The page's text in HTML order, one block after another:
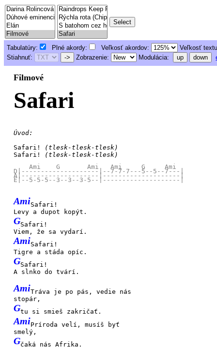
Tabulatúry: Plné akordy: Veľkosť akordov:
Veľkosť
Stiahnuť:
-> Zobrazenie: Modulácia: up down
Filmové
Safari
Úvod:
Safari!
(tlesk-tlesk-tlesk)
Safari!
(tlesk-tlesk-tlesk)
    Ami    G       Ami   Ami     G     Ami
D|--------------------|--7-7-7---5--5--7---|
A|--------------------|--------------------|
AmiSafari!
Levy a dupot kopýt.
GSafari!
Viem, že sa vydarí.
AmiSafari!
Tigre a stáda opíc.
GSafari!
A slnko do tvárí.
AmiTráva je po pás, vedie nás
stopár,
Gtu si smieš zakričať.
AmiPríroda velí, musíš byť
smelý,
Gčaká nás Afrika.